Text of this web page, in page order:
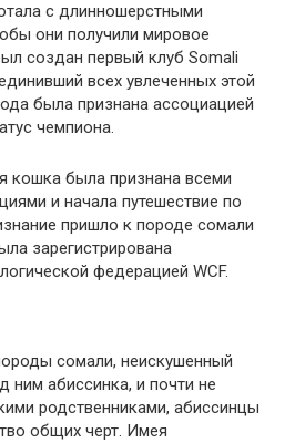
с длинношерстными
они получили мировое
создан первый клуб Somali
всех увлеченных этой
была признана ассоциацией
чемпиона.
кошка была признана всеми
и начала путешествие по
пришло к породе сомали
зарегистрирована
федерацией WCF.
сомали, неискушенный
ним абиссинка, и почти не
родственниками, абиссинцы
общих черт. Имея